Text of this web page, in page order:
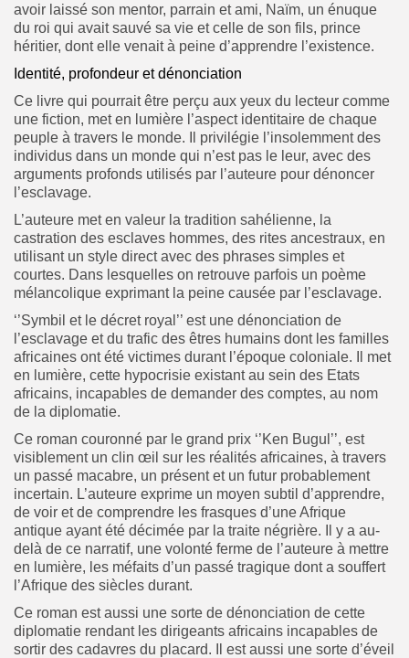
avoir laissé son mentor, parrain et ami, Naïm, un énuque
du roi qui avait sauvé sa vie et celle de son fils, prince
héritier, dont elle venait à peine d’apprendre l’existence.
Identité, profondeur et dénonciation
Ce livre qui pourrait être perçu aux yeux du lecteur comme
une fiction, met en lumière l’aspect identitaire de chaque
peuple à travers le monde. Il privilégie l’insolemment des
individus dans un monde qui n’est pas le leur, avec des
arguments profonds utilisés par l’auteure pour dénoncer
l’esclavage.
L’auteure met en valeur la tradition sahélienne, la
castration des esclaves hommes, des rites ancestraux, en
utilisant un style direct avec des phrases simples et
courtes. Dans lesquelles on retrouve parfois un poème
mélancolique exprimant la peine causée par l’esclavage.
‘’Symbil et le décret royal’’ est une dénonciation de
l’esclavage et du trafic des êtres humains dont les familles
africaines ont été victimes durant l’époque coloniale. Il met
en lumière, cette hypocrisie existant au sein des Etats
africains, incapables de demander des comptes, au nom
de la diplomatie.
Ce roman couronné par le grand prix ‘’Ken Bugul’’, est
visiblement un clin œil sur les réalités africaines, à travers
un passé macabre, un présent et un futur probablement
incertain. L’auteure exprime un moyen subtil d’apprendre,
de voir et de comprendre les frasques d’une Afrique
antique ayant été décimée par la traite négrière. Il y a au-
delà de ce narratif, une volonté ferme de l’auteure à mettre
en lumière, les méfaits d’un passé tragique dont a souffert
l’Afrique des siècles durant.
Ce roman est aussi une sorte de dénonciation de cette
diplomatie rendant les dirigeants africains incapables de
sortir des cadavres du placard. Il est aussi une sorte d’éveil